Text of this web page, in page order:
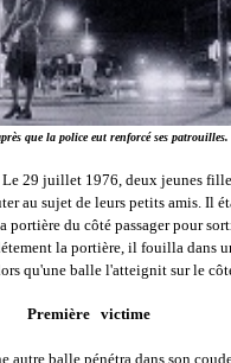
que la police eut renforcé ses patrouilles.
29 juillet 1976, deux jeunes
au sujet de leurs petits amis. Il
du côté passager pour
la portière, il fouilla dans
qu'une balle l'atteignit sur le
Première victime
balle pénétra dans son